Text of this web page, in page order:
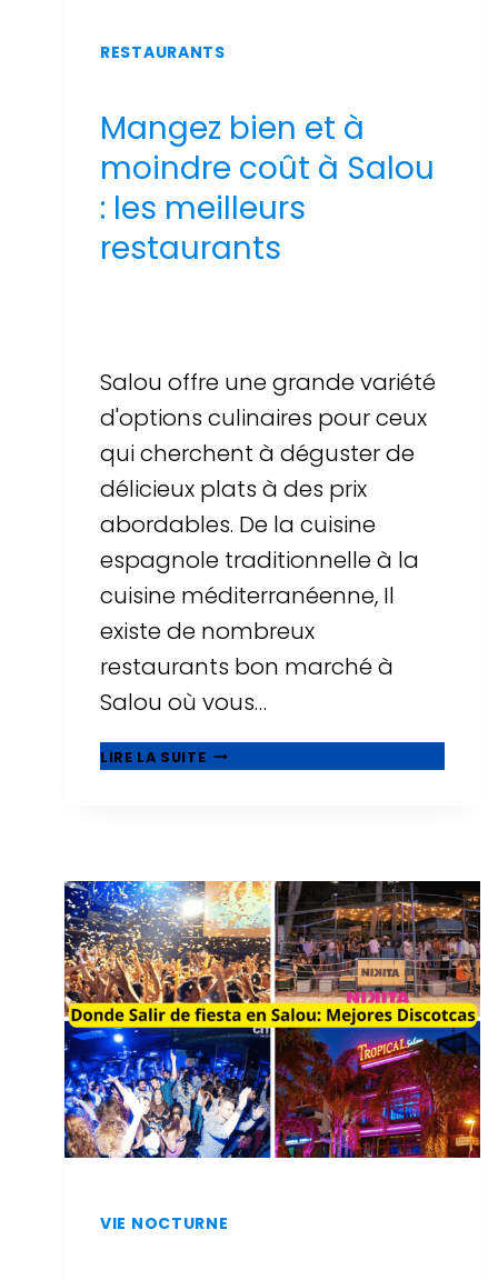
RESTAURANTS
Mangez bien et à
moindre coût à Salou
: les meilleurs
restaurants
Salou offre une grande variété
d'options culinaires pour ceux
qui cherchent à déguster de
délicieux plats à des prix
abordables. De la cuisine
espagnole traditionnelle à la
cuisine méditerranéenne, Il
existe de nombreux
restaurants bon marché à
Salou où vous…
LIRE LA SUITEMANGEZ
BIEN
À
SALOU
:
LES
MEILLEURS
RESTAURANTS
VIE NOCTURNE